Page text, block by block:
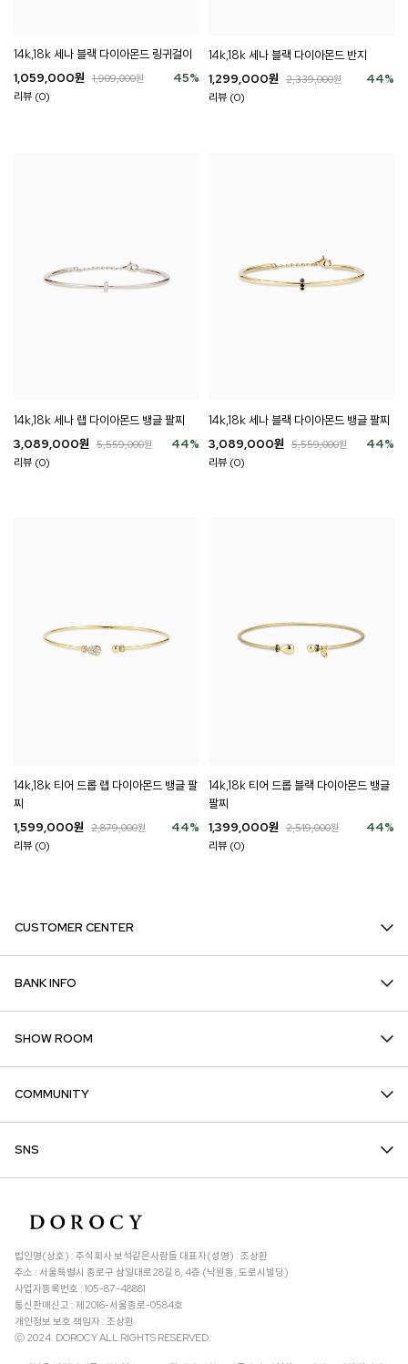
14k,18k 세나 블랙 다이아몬드 링귀걸이
45%
1,059,000원 1,909,000원
리뷰 (0)
14k,18k 세나 블랙 다이아몬드 반지
44%
1,299,000원 2,339,000원
리뷰 (0)
14k,18k 세나 랩 다이아몬드 뱅글 팔찌
44%
3,089,000원 5,559,000원
리뷰 (0)
14k,18k 세나 블랙 다이아몬드 뱅글 팔찌
44%
3,089,000원 5,559,000원
리뷰 (0)
14k,18k 티어 드롭 랩 다이아몬드 뱅글 팔
찌
44%
1,599,000원 2,879,000원
리뷰 (0)
14k,18k 티어 드롭 블랙 다이아몬드 뱅글
팔찌
44%
1,399,000원 2,519,000원
리뷰 (0)
CUSTOMER CENTER
BANK INFO
SHOW ROOM
COMMUNITY
SNS
법인명(상호) : 주식회사 보석같은사람들 대표자(성명) : 조상환
주소 : 서울특별시 종로구 삼일대로28길 8, 4층 (낙원동, 도로시빌딩)
사업자등록번호 : 105-87-48881
통신판매신고 : 제2016-서울종로-0584호
개인정보 보호 책임자 : 조상환
ⓒ 2024. DOROCY ALL RIGHTS RESERVED.